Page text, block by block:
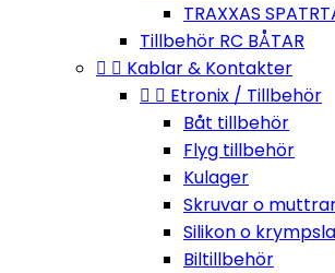
TRAXXAS
Tillbehör RC BÅTAR
  Kablar & Kontakter
  Etronix / Tillbehör
Båt tillbehör
Flyg tillbehör
Kulager
Skruvar o
Silikon o
Biltillbehör